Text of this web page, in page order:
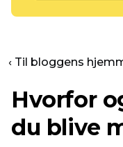
‹ Til bloggens
Hvorfor
du blive